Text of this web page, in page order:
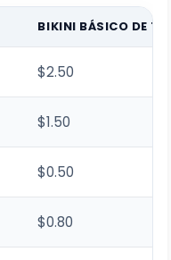
BIKINI BÁSICO DE
$2.50
$1.50
$0.50
$0.80